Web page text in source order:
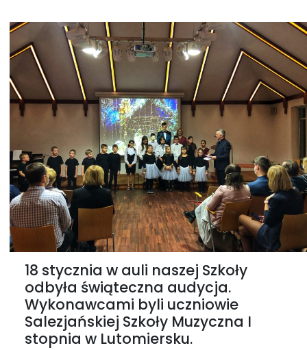
18 stycznia w auli naszej Szkoły
odbyła świąteczna audycja.
Wykonawcami byli uczniowie
Salezjańskiej Szkoły Muzyczna I
stopnia w Lutomiersku.